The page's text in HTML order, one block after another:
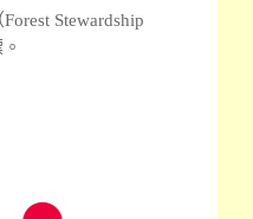
Stewardship